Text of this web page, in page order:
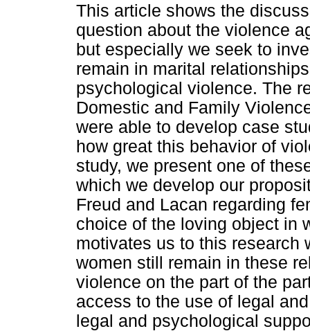
This article shows the
question about the violence
but especially we seek to
remain in marital
psychological violence. The
Domestic and Family
were able to develop case
how great this behavior of
study, we present one of
which we develop our
Freud and Lacan regarding
choice of the loving object in
motivates us to this research
women still remain in these
violence on the part of the
access to the use of legal
legal and psychological